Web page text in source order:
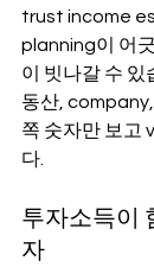
trust income
planning이 어
이 빗나갈 수 있
동산,
쪽 숫자만 보고
다.
투자소득이
자